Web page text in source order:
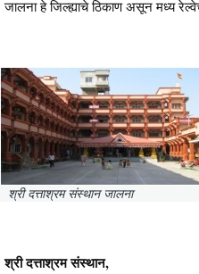
जालना हे जिल्ह्याचे ठिकाण असून मध्य
श्री दत्ताश्रम संस्थान जालना
श्री दत्ताश्रम संस्थान,